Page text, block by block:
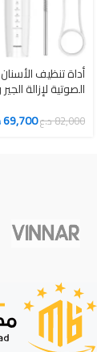
أداة تنظيف
الصوتية لإزالة
82,000د.ع69,700